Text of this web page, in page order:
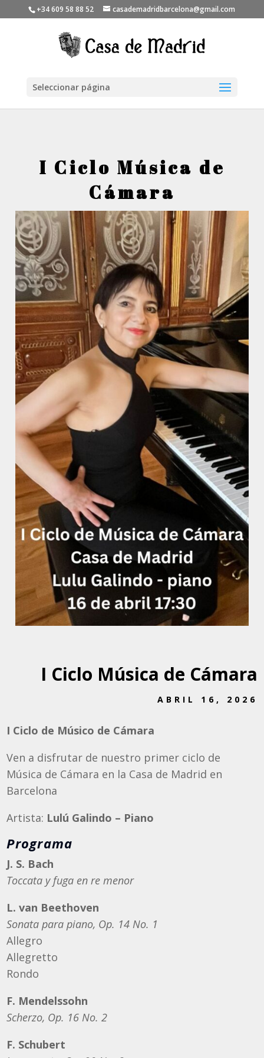
+34 609 58 88 52 casademadridbarcelona@gmail.com
Seleccionar página
I Ciclo Música de
Cámara
I Ciclo Música de Cámara
ABRIL 16, 2026
I Ciclo de Músico de Cámara
Ven a disfrutar de nuestro primer ciclo de
Música de Cámara en la Casa de Madrid en
Barcelona
Artista: Lulú Galindo – Piano
Programa
J. S. Bach
Toccata y fuga en re menor
L. van Beethoven
Sonata para piano, Op. 14 No. 1
Allegro
Allegretto
Rondo
F. Mendelssohn
Scherzo, Op. 16 No. 2
F. Schubert